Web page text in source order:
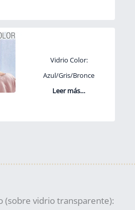
Vidrio Color:
Azul/Gris/Bronce
Leer más…
(sobre vidrio transparente):